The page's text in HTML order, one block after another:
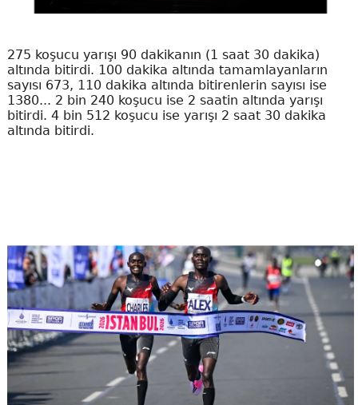
275 koşucu yarışı 90 dakikanın (1 saat 30 dakika)
altında bitirdi. 100 dakika altında tamamlayanların
sayısı 673, 110 dakika altında bitirenlerin sayısı ise
1380... 2 bin 240 koşucu ise 2 saatin altında yarışı
bitirdi. 4 bin 512 koşucu ise yarışı 2 saat 30 dakika
altında bitirdi.